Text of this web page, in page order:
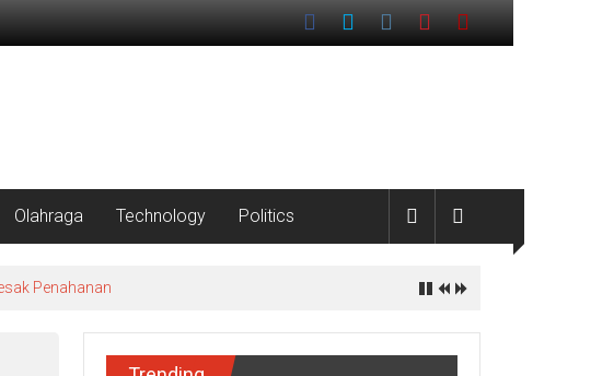
Olahraga Technology Politics
Penahanan